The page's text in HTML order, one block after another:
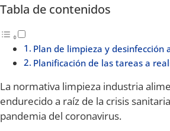
Tabla de contenidos
Plan de limpieza y desinfección
Planificación de las tareas a
La normativa limpieza industria
endurecido a raíz de la crisis
pandemia del coronavirus.